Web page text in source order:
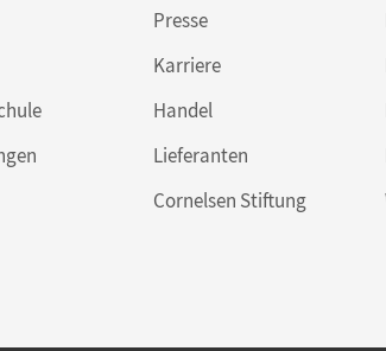
Presse
Karriere
Handel
Lieferanten
Cornelsen Stiftung